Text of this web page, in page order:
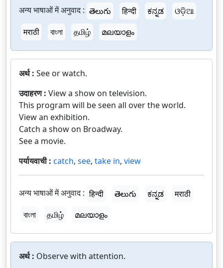
अन्य भाषाओं में अनुवाद : తెలుగు हिन्दी ಕನ್ನಡ
ଓଡ଼ିଆ
मराठी
বাংলা தமிழ் മലയാളം
अर्थ : See or watch.
उदाहरण : View a show on television.
This program will be seen all over the world.
View an exhibition.
Catch a show on Broadway.
See a movie.
पर्यायवाची : catch, see, take in, view
अन्य भाषाओं में अनुवाद : हिन्दी తెలుగు ಕನ್ನಡ
मराठी
বাংলা
தமிழ் മലയാളം
अर्थ : Observe with attention.